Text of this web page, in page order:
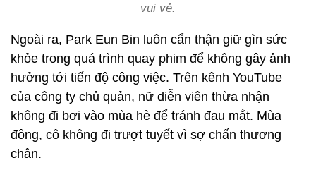
vui vẻ.
Ngoài ra, Park Eun Bin luôn cẩn thận giữ gìn sức
khỏe trong quá trình quay phim để không gây ảnh
hưởng tới tiến độ công việc. Trên kênh YouTube
của công ty chủ quản, nữ diễn viên thừa nhận
không đi bơi vào mùa hè để tránh đau mắt. Mùa
đông, cô không đi trượt tuyết vì sợ chấn thương
chân.